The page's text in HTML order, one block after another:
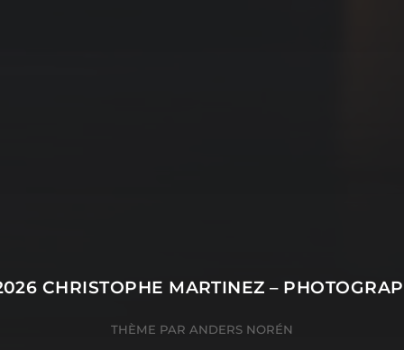
CHRISTOPHE MARTINEZ –
THÈME PAR ANDERS NORÉN